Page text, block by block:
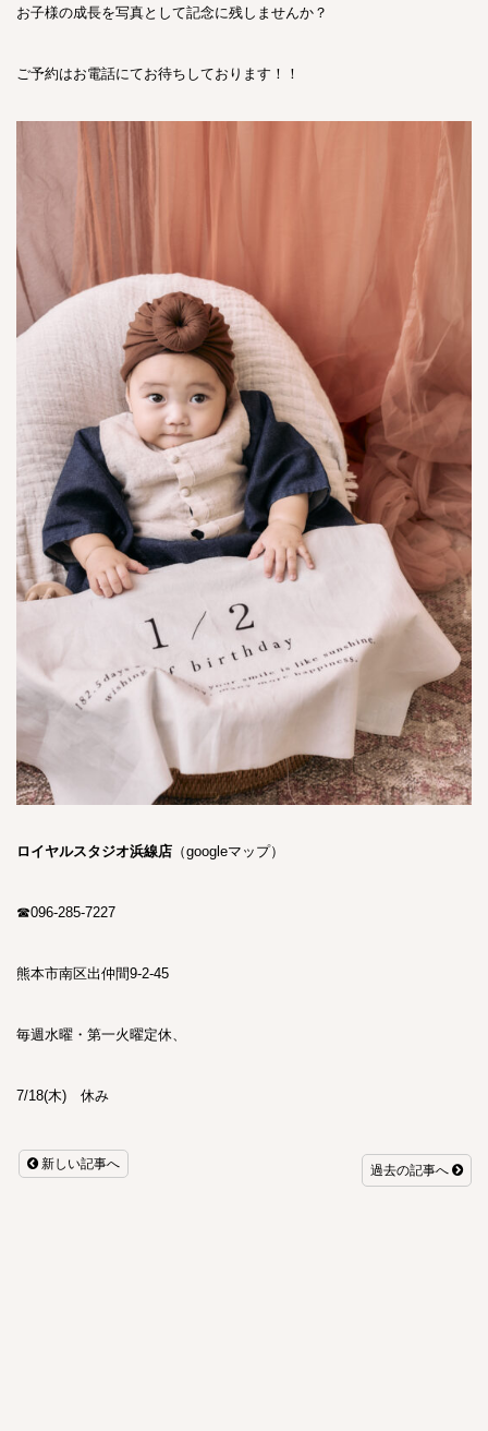
お子様の成長を写真として記念に残しませんか？
ご予約はお電話にてお待ちしております！！
ロイヤルスタジオ浜線店 （googleマップ）
☎096-285-7227
熊本市南区出仲間9-2-45
毎週水曜・第一火曜定休、
7/18(木) 休み
新しい記事へ 過去の記事へ